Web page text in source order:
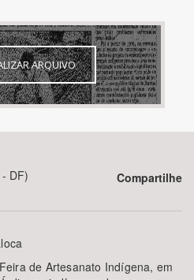
ARQUIVO
DF)
Compartilhe
de Artesanato Indígena, em